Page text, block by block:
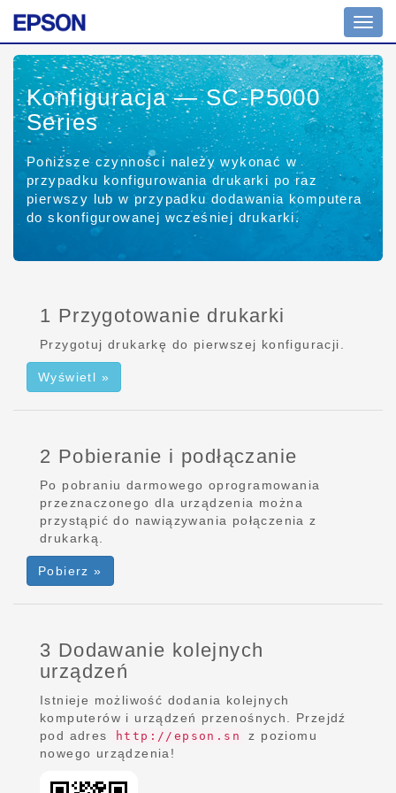
Konfiguracja — SC-P5000
Series
Poniższe czynności należy wykonać w
przypadku konfigurowania drukarki po raz
pierwszy lub w przypadku dodawania komputera
do skonfigurowanej wcześniej drukarki.
1 Przygotowanie drukarki
Przygotuj drukarkę do pierwszej konfiguracji.
Wyświetl »
2 Pobieranie i podłączanie
Po pobraniu darmowego oprogramowania
przeznaczonego dla urządzenia można
przystąpić do nawiązywania połączenia z
drukarką.
Pobierz »
3 Dodawanie kolejnych
urządzeń
Istnieje możliwość dodania kolejnych
komputerów i urządzeń przenośnych. Przejdź
pod adres
http://epson.sn
z poziomu
nowego urządzenia!